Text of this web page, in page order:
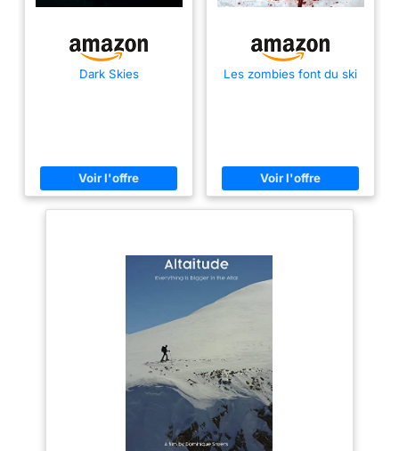
Dark Skies Les zombies font du ski